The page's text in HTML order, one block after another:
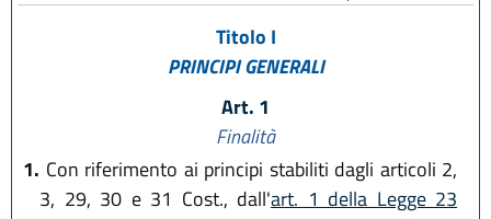
Titolo I
PRINCIPI GENERALI
Art. 1
Finalità
1. Con riferimento ai principi stabiliti dagli articoli 2,
3, 29, 30 e 31 Cost., dall'art. 1 della Legge 23